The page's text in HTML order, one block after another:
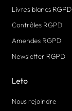
Livres blancs RGPD
Contrôles RGPD
Amendes RGPD
Newsletter RGPD
Leto
Nous rejoindre